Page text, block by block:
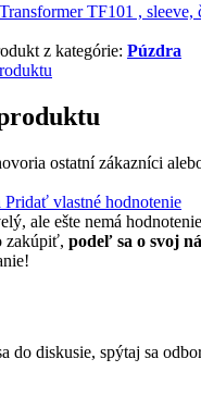
z kategórie: Púzdra
ostatní zákazníci
Pridať vlastné hodnotenie
ale ešte nemá
zakúpiť, podeľ sa o svoj
do diskusie, spýtaj sa